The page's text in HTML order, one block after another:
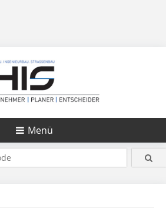
Menü